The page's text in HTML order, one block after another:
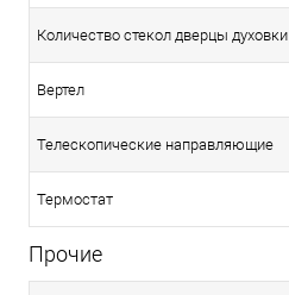
Количество стекол дверцы духовки
Вертел
Телескопические направляющие
Термостат
Прочие